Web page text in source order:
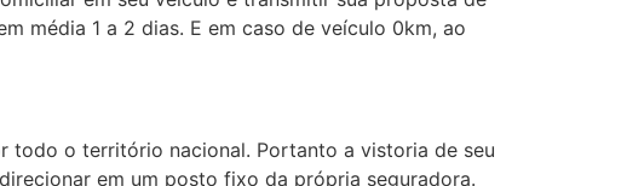
média 1 a 2 dias. E em caso de veículo 0km, ao
todo o território nacional. Portanto a vistoria de seu
em um posto fixo da própria seguradora.